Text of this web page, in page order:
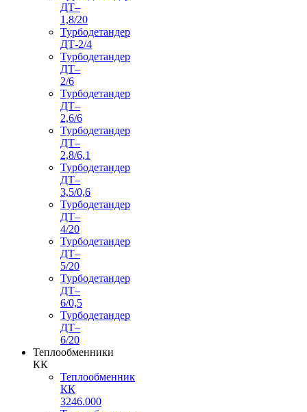
ДТ–
1,8/20
Турбодетандер
ДТ-2/4
Турбодетандер
ДТ–
2/6
Турбодетандер
ДТ–
2,6/6
Турбодетандер
ДТ–
2,8/6,1
Турбодетандер
ДТ–
3,5/0,6
Турбодетандер
ДТ–
4/20
Турбодетандер
ДТ–
5/20
Турбодетандер
ДТ–
6/0,5
Турбодетандер
ДТ–
6/20
Теплообменники
КК
Теплообменник
КК
3246.000